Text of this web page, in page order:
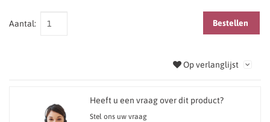
Aantal: Bestellen
Op verlanglijst
Heeft u een vraag over dit product?
Stel ons uw vraag